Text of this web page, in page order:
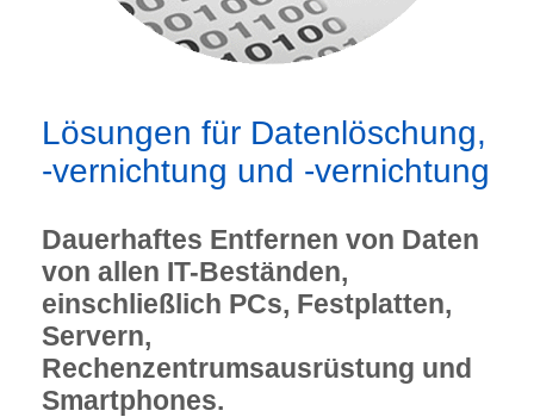
Lösungen für Datenlöschung,
-vernichtung und -vernichtung
Dauerhaftes Entfernen von Daten
von allen IT-Beständen,
einschließlich PCs, Festplatten,
Servern,
Rechenzentrumsausrüstung und
Smartphones.